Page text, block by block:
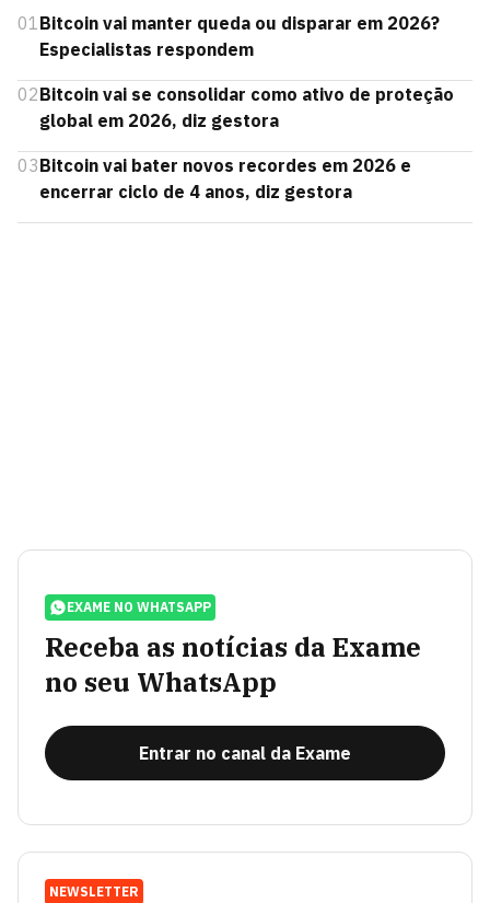
01Bitcoin vai manter queda ou disparar em 2026?
Especialistas respondem
02Bitcoin vai se consolidar como ativo de proteção
global em 2026, diz gestora
03Bitcoin vai bater novos recordes em 2026 e
encerrar ciclo de 4 anos, diz gestora
EXAME NO WHATSAPP
Receba as notícias da Exame
no seu WhatsApp
Entrar no canal da Exame
NEWSLETTER